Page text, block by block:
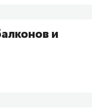
и